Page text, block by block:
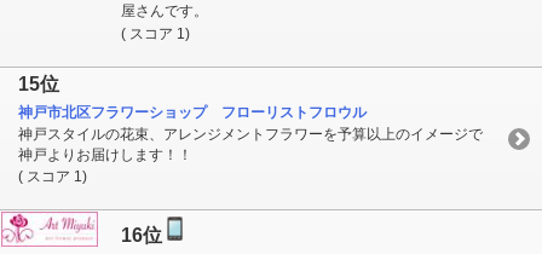
屋さんです。
( スコア 1)
15位
神戸市北区フラワーショップ フローリストフロウル
神戸スタイルの花束、アレンジメントフラワーを予算以上のイメージで
神戸よりお届けします！！
( スコア 1)
16位